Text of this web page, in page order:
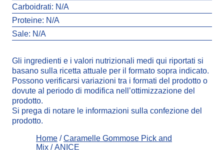
Carboidrati: N/A
Proteine: N/A
Sale: N/A
Gli ingredienti e i valori nutrizionali medi qui riportati si
basano sulla ricetta attuale per il formato sopra indicato.
Possono verificarsi variazioni tra i formati del prodotto o
dovute al periodo di modifica nell’ottimizzazione del
prodotto.
Si prega di notare le informazioni sulla confezione del
prodotto.
Home /Caramelle Gommose Pick and
Mix / ANICE